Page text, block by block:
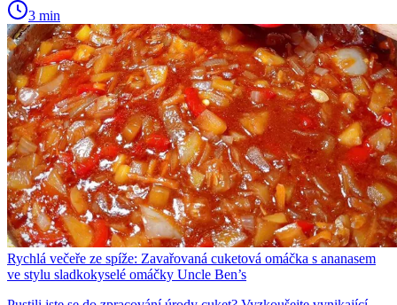
3 min
Rychlá večeře ze spíže: Zavařovaná cuketová omáčka s ananasem
ve stylu sladkokyselé omáčky Uncle Ben’s